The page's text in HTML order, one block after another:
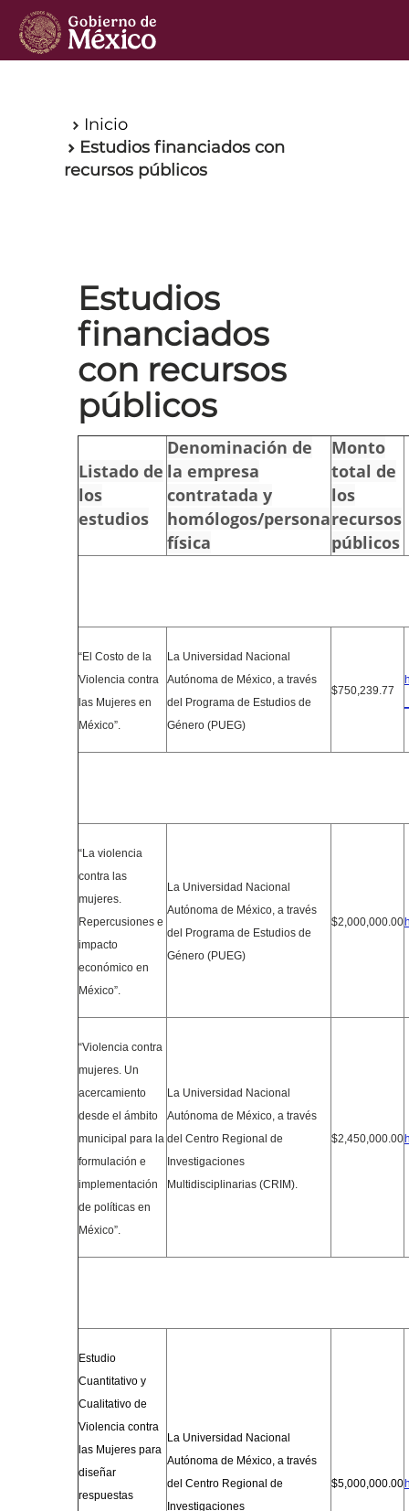
Inicio
Inicio
Estudios financiados con
recursos públicos
Estudios
financiados
con recursos
públicos
Listado de
los
estudios
Denominación de
la empresa
contratada y
homólogos/persona
física
Monto
total de
los
recursos
públicos
“El Costo de la
Violencia contra
las Mujeres en
México”.
La Universidad Nacional
Autónoma de México, a través
del Programa de Estudios de
Género (PUEG)
$750,239.77
“La violencia
contra las
mujeres.
Repercusiones e
impacto
económico en
México”.
La Universidad Nacional
Autónoma de México, a través
del Programa de Estudios de
Género (PUEG)
$2,000,000.00
“Violencia contra
mujeres. Un
acercamiento
desde el ámbito
municipal para la
formulación e
implementación
de políticas en
México”.
La Universidad Nacional
Autónoma de México, a través
del Centro Regional de
Investigaciones
Multidisciplinarias (CRIM).
$2,450,000.00
Estudio
Cuantitativo y
Cualitativo de
Violencia contra
las Mujeres para
diseñar
respuestas
La Universidad Nacional
Autónoma de México, a través
del Centro Regional de
Investigaciones
$5,000,000.00